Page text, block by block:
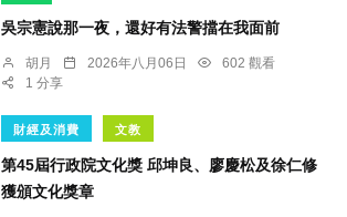
吳宗憲說那一夜，還好有法警擋在我面前
胡月 2026年八月06日
602 觀看
1 分享
財經及消費 文教
第45屆行政院文化獎 邱坤良、廖慶松及徐仁修
獲頒文化獎章